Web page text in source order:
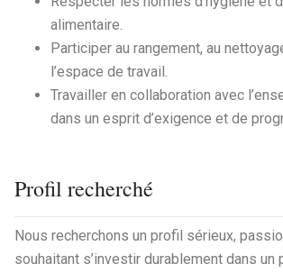
alimentaire.
Participer au rangement, au
l’espace de travail.
Travailler en collaboration avec
dans un esprit d’exigence et de
Profil recherché
Nous recherchons un profil sérieux,
souhaitant s’investir durablement dans